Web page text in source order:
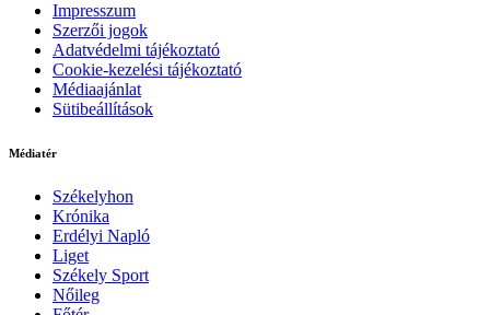
Impresszum
Szerzői jogok
Adatvédelmi tájékoztató
Cookie-kezelési tájékoztató
Médiaajánlat
Sütibeállítások
Médiatér
Székelyhon
Krónika
Erdélyi Napló
Liget
Székely Sport
Nőileg